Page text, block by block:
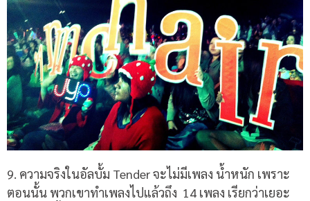
9. ความจริงในอัลบั้ม Tender จะไม่มีเพลง น้ำหนัก เพราะ
ตอนนั้น พวกเขาทำเพลงไปแล้วถึง 14 เพลง เรียกว่าเยอะ